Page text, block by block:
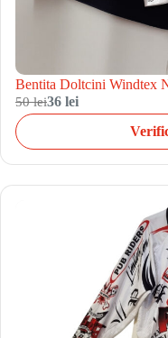
Bentita Doltcini Windtex
50 lei36 lei